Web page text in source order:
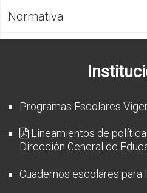
Normativa
Programas Escolares
Lineamientos de
Dirección General de
Cuadernos escolares